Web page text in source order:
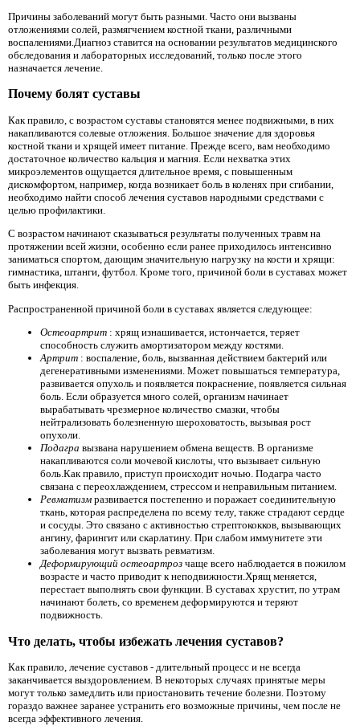
Причины заболеваний могут быть разными. Часто они вызваны
отложениями солей, размягчением костной ткани, различными
воспалениями.Диагноз ставится на основании результатов медицинского
обследования и лабораторных исследований, только после этого
назначается лечение.
Почему болят суставы
Как правило, с возрастом суставы становятся менее подвижными, в них
накапливаются солевые отложения. Большое значение для здоровья
костной ткани и хрящей имеет питание. Прежде всего, вам необходимо
достаточное количество кальция и магния. Если нехватка этих
микроэлементов ощущается длительное время, с повышенным
дискомфортом, например, когда возникает боль в коленях при сгибании,
необходимо найти способ лечения суставов народными средствами с
целью профилактики.
С возрастом начинают сказываться результаты полученных травм на
протяжении всей жизни, особенно если ранее приходилось интенсивно
заниматься спортом, дающим значительную нагрузку на кости и хрящи:
гимнастика, штанги, футбол. Кроме того, причиной боли в суставах может
быть инфекция.
Распространенной причиной боли в суставах является следующее:
Остеоартрит : хрящ изнашивается, истончается, теряет
способность служить амортизатором между костями.
Артрит : воспаление, боль, вызванная действием бактерий или
дегенеративными изменениями. Может повышаться температура,
развивается опухоль и появляется покраснение, появляется сильная
боль. Если образуется много солей, организм начинает
вырабатывать чрезмерное количество смазки, чтобы
нейтрализовать болезненную шероховатость, вызывая рост
опухоли.
Подагра вызвана нарушением обмена веществ. В организме
накапливаются соли мочевой кислоты, что вызывает сильную
боль.Как правило, приступ происходит ночью. Подагра часто
связана с переохлаждением, стрессом и неправильным питанием.
Ревматизм развивается постепенно и поражает соединительную
ткань, которая распределена по всему телу, также страдают сердце
и сосуды. Это связано с активностью стрептококков, вызывающих
ангину, фарингит или скарлатину. При слабом иммунитете эти
заболевания могут вызвать ревматизм.
Деформирующий остеоартроз чаще всего наблюдается в пожилом
возрасте и часто приводит к неподвижности.Хрящ меняется,
перестает выполнять свои функции. В суставах хрустит, по утрам
начинают болеть, со временем деформируются и теряют
подвижность.
Что делать, чтобы избежать лечения суставов?
Как правило, лечение суставов - длительный процесс и не всегда
заканчивается выздоровлением. В некоторых случаях принятые меры
могут только замедлить или приостановить течение болезни. Поэтому
гораздо важнее заранее устранить его возможные причины, чем после не
всегда эффективного лечения.